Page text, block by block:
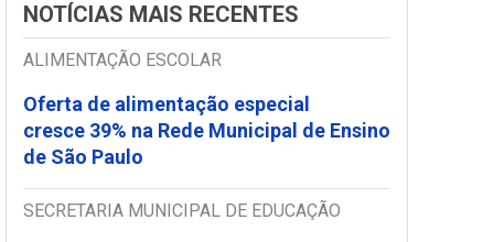
NOTÍCIAS MAIS RECENTES
ALIMENTAÇÃO ESCOLAR
Oferta de alimentação especial
cresce 39% na Rede Municipal de Ensino
de São Paulo
SECRETARIA MUNICIPAL DE EDUCAÇÃO